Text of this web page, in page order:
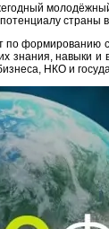
формированию
знания, навыки
НКО и